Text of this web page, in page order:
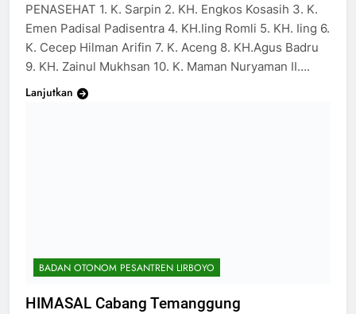
PENASEHAT 1. K. Sarpin 2. KH. Engkos Kosasih 3. K.
Emen Padisal Padisentra 4. KH.Iing Romli 5. KH. Iing 6.
K. Cecep Hilman Arifin 7. K. Aceng 8. KH.Agus Badru
9. KH. Zainul Mukhsan 10. K. Maman Nuryaman II….
Lanjutkan
BADAN OTONOM PESANTREN LIRBOYO
HIMASAL Cabang Temanggung